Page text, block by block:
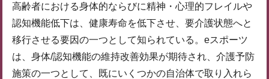
高齢者における身体的ならびに精神・心理的フレイルや
認知機能低下は、健康寿命を低下させ、要介護状態へと
移行させる要因の一つとして知られている。eスポーツ
は、身体/認知機能の維持改善効果が期待され、介護予防
施策の一つとして、既にいくつかの自治体で取り入れら